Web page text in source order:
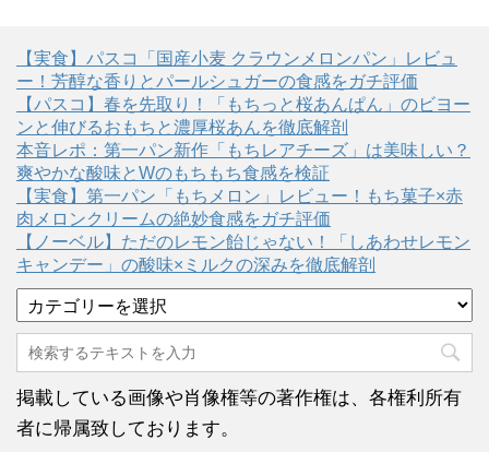
【実食】パスコ「国産小麦 クラウンメロンパン」レビュ
ー！芳醇な香りとパールシュガーの食感をガチ評価
【パスコ】春を先取り！「もちっと桜あんぱん」のビヨー
ンと伸びるおもちと濃厚桜あんを徹底解剖
本音レポ：第一パン新作「もちレアチーズ」は美味しい？
爽やかな酸味とWのもちもち食感を検証
【実食】第一パン「もちメロン」レビュー！もち菓子×赤
肉メロンクリームの絶妙食感をガチ評価
【ノーベル】ただのレモン飴じゃない！「しあわせレモン
キャンデー」の酸味×ミルクの深みを徹底解剖
テ
ゴ
リ
ー
掲載している画像や肖像権等の著作権は、各権利所有
者に帰属致しております。